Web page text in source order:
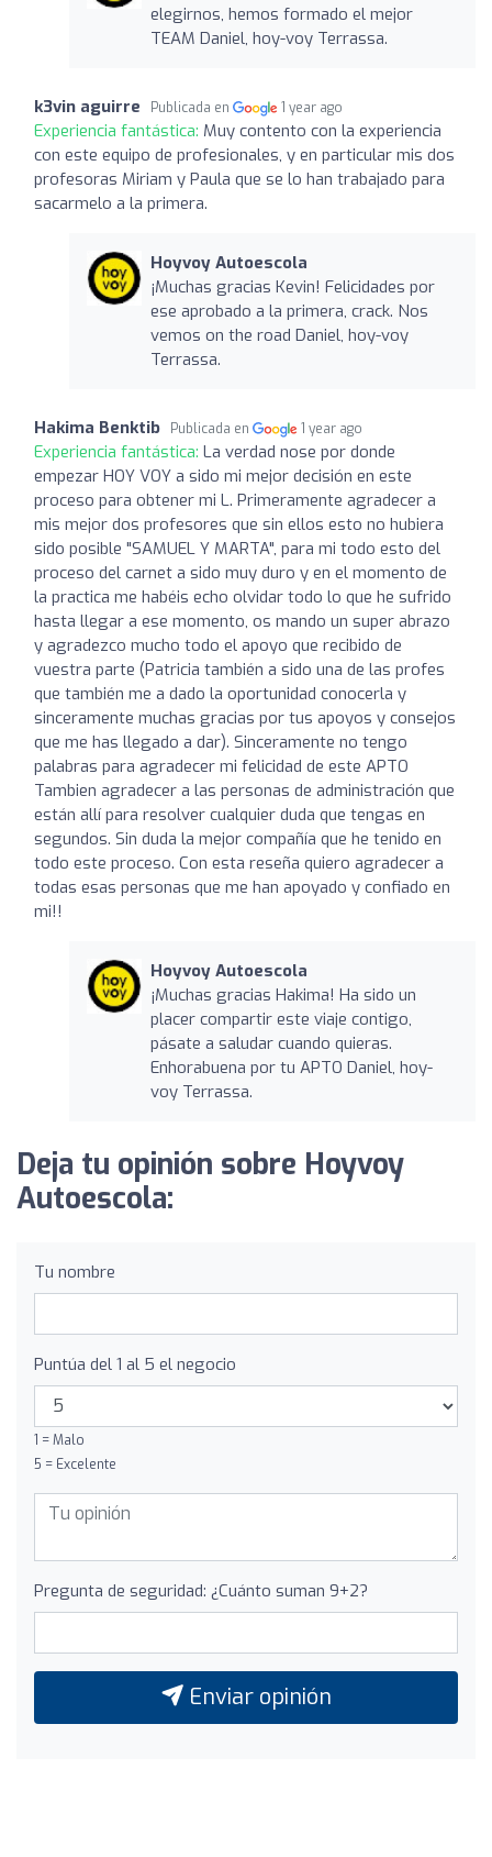
elegirnos, hemos formado el mejor
TEAM Daniel, hoy-voy Terrassa.
k3vin aguirre Publicada en 1 year ago
Experiencia fantástica: Muy contento con la experiencia
con este equipo de profesionales, y en particular mis dos
profesoras Miriam y Paula que se lo han trabajado para
sacarmelo a la primera.
Hoyvoy Autoescola
¡Muchas gracias Kevin! Felicidades por
ese aprobado a la primera, crack. Nos
vemos on the road Daniel, hoy-voy
Terrassa.
Hakima Benktib Publicada en 1 year ago
Experiencia fantástica: La verdad nose por donde
empezar HOY VOY a sido mi mejor decisión en este
proceso para obtener mi L. Primeramente agradecer a
mis mejor dos profesores que sin ellos esto no hubiera
sido posible "SAMUEL Y MARTA", para mi todo esto del
proceso del carnet a sido muy duro y en el momento de
la practica me habéis echo olvidar todo lo que he sufrido
hasta llegar a ese momento, os mando un super abrazo
y agradezco mucho todo el apoyo que recibido de
vuestra parte (Patricia también a sido una de las profes
que también me a dado la oportunidad conocerla y
sinceramente muchas gracias por tus apoyos y consejos
que me has llegado a dar). Sinceramente no tengo
palabras para agradecer mi felicidad de este APTO
Tambien agradecer a las personas de administración que
están allí para resolver cualquier duda que tengas en
segundos. Sin duda la mejor compañía que he tenido en
todo este proceso. Con esta reseña quiero agradecer a
todas esas personas que me han apoyado y confiado en
mi!!
Hoyvoy Autoescola
¡Muchas gracias Hakima! Ha sido un
placer compartir este viaje contigo,
pásate a saludar cuando quieras.
Enhorabuena por tu APTO Daniel, hoy-
voy Terrassa.
Deja tu opinión sobre Hoyvoy
Autoescola:
Tu nombre
Puntúa del 1 al 5 el negocio
1 = Malo
5 = Excelente
Pregunta de seguridad: ¿Cuánto suman 9+2?
Enviar opinión